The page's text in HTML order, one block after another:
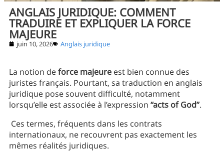
ANGLAIS JURIDIQUE: COMMENT
TRADUIRE ET EXPLIQUER LA FORCE
MAJEURE
juin 10, 2026 Anglais juridique
La notion deforce majeure est bien connue des
juristes français. Pourtant, sa traduction en anglais
juridique pose souvent difficulté, notamment
lorsqu’elle est associée à l’expression “acts of God”.
Ces termes, fréquents dans les contrats
internationaux, ne recouvrent pas exactement les
mêmes réalités juridiques.